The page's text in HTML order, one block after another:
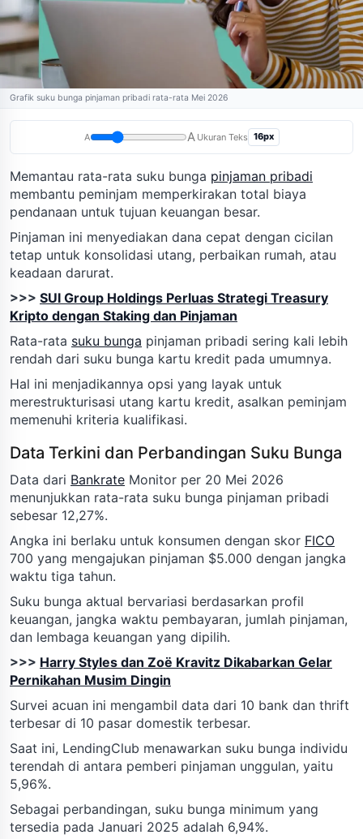
Grafik suku bunga pinjaman pribadi rata-rata Mei 2026
A A Ukuran Teks 16px
Memantau rata-rata suku bunga pinjaman pribadi
membantu peminjam memperkirakan total biaya
pendanaan untuk tujuan keuangan besar.
Pinjaman ini menyediakan dana cepat dengan cicilan
tetap untuk konsolidasi utang, perbaikan rumah, atau
keadaan darurat.
>>> SUI Group Holdings Perluas Strategi Treasury
Kripto dengan Staking dan Pinjaman
Rata-rata suku bunga pinjaman pribadi sering kali lebih
rendah dari suku bunga kartu kredit pada umumnya.
Hal ini menjadikannya opsi yang layak untuk
merestrukturisasi utang kartu kredit, asalkan peminjam
memenuhi kriteria kualifikasi.
Data Terkini dan Perbandingan Suku Bunga
Data dari Bankrate Monitor per 20 Mei 2026
menunjukkan rata-rata suku bunga pinjaman pribadi
sebesar 12,27%.
Angka ini berlaku untuk konsumen dengan skor FICO
700 yang mengajukan pinjaman $5.000 dengan jangka
waktu tiga tahun.
Suku bunga aktual bervariasi berdasarkan profil
keuangan, jangka waktu pembayaran, jumlah pinjaman,
dan lembaga keuangan yang dipilih.
>>> Harry Styles dan Zoë Kravitz Dikabarkan Gelar
Pernikahan Musim Dingin
Survei acuan ini mengambil data dari 10 bank dan thrift
terbesar di 10 pasar domestik terbesar.
Saat ini, LendingClub menawarkan suku bunga individu
terendah di antara pemberi pinjaman unggulan, yaitu
5,96%.
Sebagai perbandingan, suku bunga minimum yang
tersedia pada Januari 2025 adalah 6,94%.